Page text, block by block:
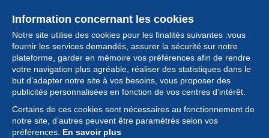
Information concernant les cookies
Notre site utilise des cookies pour les finalités suivantes :vous
fournir les services demandés, assurer la sécurité sur notre
plateforme, garder en mémoire vos préférences afin de rendre
votre navigation plus agréable, réaliser des statistiques dans le
but d’adapter notre site à vos besoins, vous proposer des
publicités personnalisées en fonction de vos centres d’intérêt.
Certains de ces cookies sont nécessaires au fonctionnement de
notre site, d’autres peuvent être paramétrés selon vos
préférences. En savoir plus
Collection
Actualités